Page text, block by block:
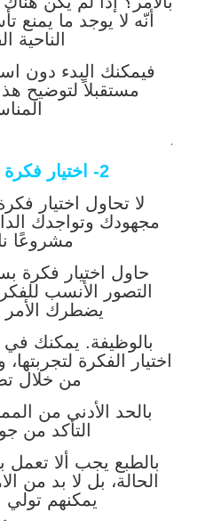
أنّه لا يوجد ما
الناحية
فيمكنك البدء دون
مستقبلاً لتوضيح
.
2- اختيار فكرة مشروع ناجح
لا تحاول اختيار
مجهودك وتواجدك
مشروعًا
حاول اختيار فكرة
التصور الأنسب
يضطرك الأمر
بالوظيفة. يمكنك في
اختيار الفكرة
من خلال
التأكد من
بالطبع يجب ألا
الحالة، بل لا بد من
يمكنهم تولي